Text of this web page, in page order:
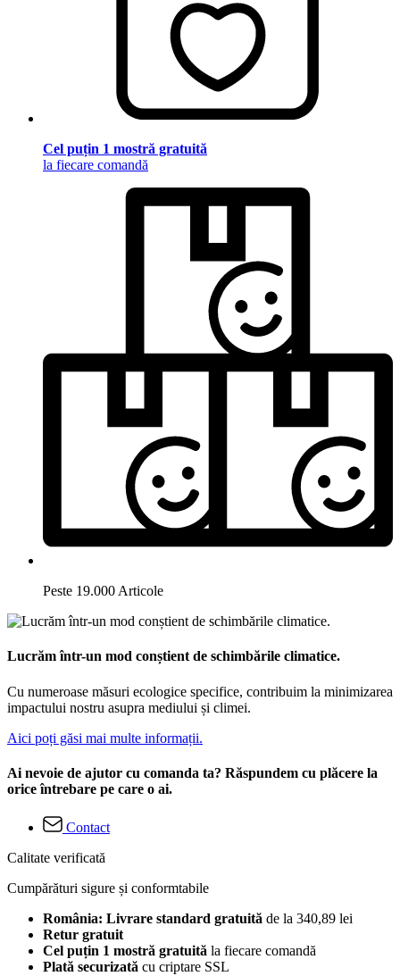
Cel puțin 1 mostră gratuită
la fiecare comandă
Peste 19.000 Articole
Lucrăm într-un mod conștient de schimbările climatice.
Cu numeroase măsuri ecologice specifice, contribuim la minimizarea
impactului nostru asupra mediului și climei.
Aici poți găsi mai multe informații.
Ai nevoie de ajutor cu comanda ta? Răspundem cu plăcere la
orice întrebare pe care o ai.
Contact
Calitate verificată
Cumpărături sigure și conformtabile
România: Livrare standard gratuită de la 340,89 lei
Retur gratuit
Cel puțin 1 mostră gratuită la fiecare comandă
Plată securizată cu criptare SSL